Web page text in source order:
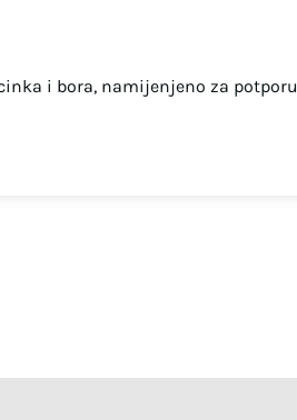
i bora, namijenjeno za potporu